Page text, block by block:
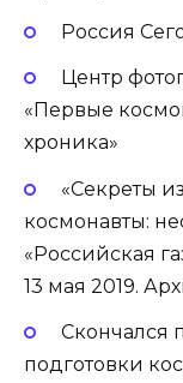
Россия
Центр
«Первые
хроника»
«Секреты
космонавты:
«Российская
13 мая 2019.
Скончался
подготовки